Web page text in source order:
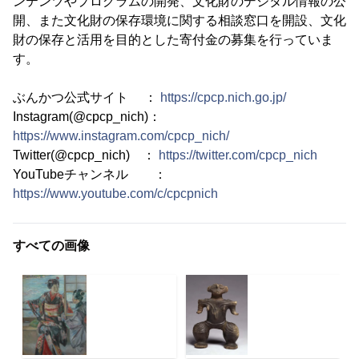
開、また文化財の保存環境に関する相談窓口を開設、文化
財の保存と活用を目的とした寄付金の募集を行っていま
す。
ぶんかつ公式サイト ：
https://cpcp.nich.go.jp/
Instagram(@cpcp_nich)：
https://www.instagram.com/cpcp_nich/
Twitter(@cpcp_nich) ：
https://twitter.com/cpcp_nich
YouTubeチャンネル ：
https://www.youtube.com/c/cpcpnich
すべての画像